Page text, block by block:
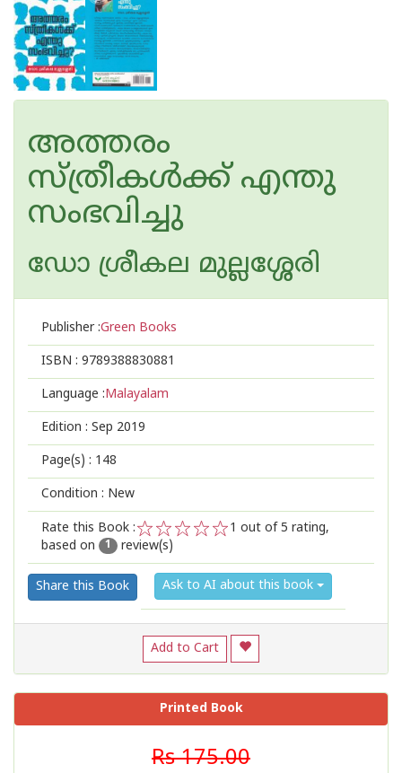
അത്തരം
സ്ത്രീകൾക്ക് എന്തു
സംഭവിച്ചു
ഡോ ശ്രീകല മുല്ലശ്ശേരി
Publisher :Green Books
ISBN : 9789388830881
Language :Malayalam
Edition : Sep 2019
Page(s) : 148
Condition : New
Rate this Book :
2
1
1 out of 5 rating,
based on
1 review(s)
Share this Book Ask to AI about this book
Add to Cart
Printed Book
Rs 175.00